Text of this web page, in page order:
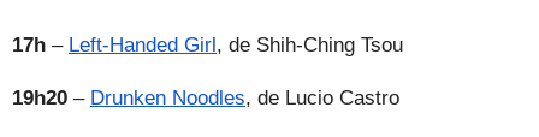
17h – Left-Handed Girl, de Shih-Ching Tsou
19h20 – Drunken Noodles, de Lucio Castro